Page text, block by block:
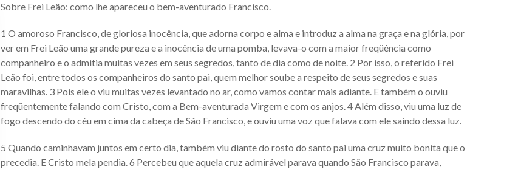
Sobre Frei Leão: como lhe apareceu o bem-aventurado Francisco.
1 O amoroso Francisco, de gloriosa inocência, que adorna corpo e alma e introduz a alma na graça e na glória, por
ver em Frei Leão uma grande pureza e a inocência de uma pomba, levava-o com a maior freqüência como
companheiro e o admitia muitas vezes em seus segredos, tanto de dia como de noite. 2 Por isso, o referido Frei
Leão foi, entre todos os companheiros do santo pai, quem melhor soube a respeito de seus segredos e suas
maravilhas. 3 Pois ele o viu muitas vezes levantado no ar, como vamos contar mais adiante. E também o ouviu
freqüentemente falando com Cristo, com a Bem-aventurada Virgem e com os anjos. 4 Além disso, viu uma luz de
fogo descendo do céu em cima da cabeça de São Francisco, e ouviu uma voz que falava com ele saindo dessa luz.
5 Quando caminhavam juntos em certo dia, também viu diante do rosto do santo pai uma cruz muito bonita que o
precedia. E Cristo mela pendia. 6 Percebeu que aquela cruz admirável parava quando São Francisco parava,